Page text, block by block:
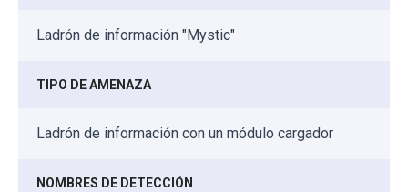
Ladrón de información "Mystic"
TIPO DE AMENAZA
Ladrón de información con un módulo cargador
NOMBRES DE DETECCIÓN